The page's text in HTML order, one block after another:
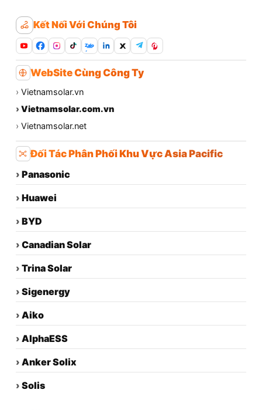
Kết Nối Với Chúng Tôi
Zalo
WebSite Cùng Công Ty
› Vietnamsolar.vn
› Vietnamsolar.com.vn
› Vietnamsolar.net
Đối Tác Phân Phối Khu Vực Asia Pacific
› Panasonic
› Huawei
› BYD
› Canadian Solar
› Trina Solar
› Sigenergy
› Aiko
› AlphaESS
› Anker Solix
› Solis